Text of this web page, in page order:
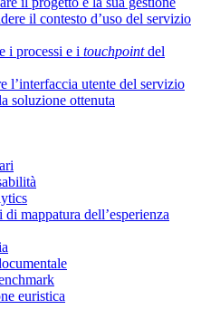
il contesto d’uso del servizio
i processi e i touchpointdel
l’interfaccia utente del servizio
soluzione ottenuta
mappatura dell’esperienza
euristica